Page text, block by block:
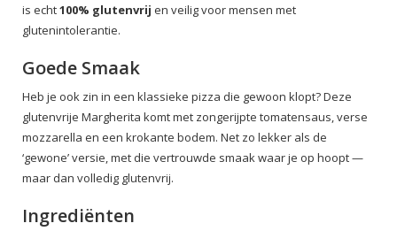
is echt100% glutenvrij en veilig voor mensen met
glutenintolerantie.
Goede Smaak
Heb je ook zin in een klassieke pizza die gewoon klopt? Deze
glutenvrije Margherita komt met zongerijpte tomatensaus, verse
mozzarella en een krokante bodem. Net zo lekker als de
‘gewone’ versie, met die vertrouwde smaak waar je op hoopt —
maar dan volledig glutenvrij.
Ingrediënten